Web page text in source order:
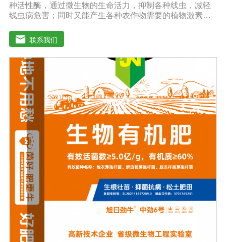
种活性酶，通过微生物的生命活力，抑制各种线虫，减轻
线虫病危害；同时又能产生各种农作物需要的植物激素、
并且能产生抗生素，系统防伪酶等多种物质，间接达到促
进植物生长。【产品功能】 1、本产品利用微生物自身的
寄生作用，并释放出对线虫、细菌、真菌等具有杀灭作用
的化学物质，再辅助特殊增效剂，能快速、高效杀灭线虫
和作物真菌、细菌病害。不仅有效地预防和控制多种作物
根结线虫、胞囊线虫、茎线虫等线虫病的危害。2、抑制各
种线虫，减轻线虫病危害；3、改善作物根部微生态环境，
活化土壤，促进植株正常生长；4、激活根部受损细胞，快
速恢复根系生理机能，预防根系因线虫的危害导致的烂
联系我们